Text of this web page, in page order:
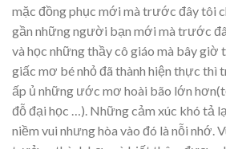
mặc đồng phục mới mà trước đây tôi
gần những người bạn mới mà trước
và học những thầy cô giáo mà bây giờ
giấc mơ bé nhỏ đã thành hiện thực thì
ấp ủ những ước mơ hoài bão lớn
đỗ đại học …). Những cảm xúc khó tả
niềm vui nhưng hòa vào đó là nỗi nhớ.